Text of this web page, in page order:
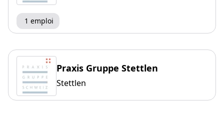
1 emploi
Praxis Gruppe Stettlen
Stettlen